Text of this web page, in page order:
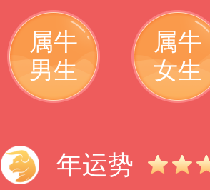
属牛
男生
属牛
女生
年运势